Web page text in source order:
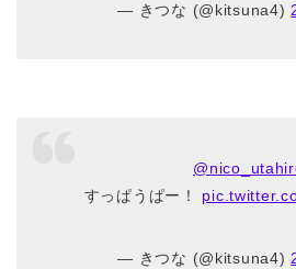
— きつな (@kitsuna4)
すっぱうぱー！
— きつな (@kitsuna4)